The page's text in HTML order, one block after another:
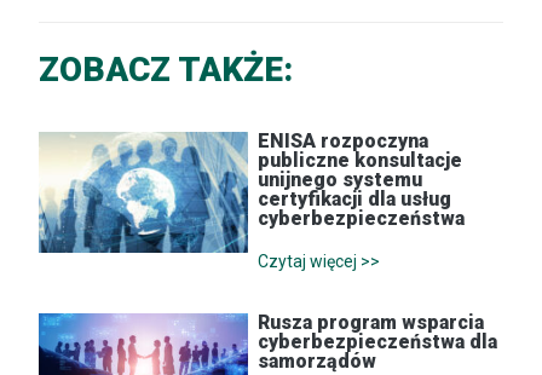
ZOBACZ TAKŻE:
ENISA rozpoczyna
publiczne konsultacje
unijnego systemu
certyfikacji dla usług
cyberbezpieczeństwa
Czytaj więcej >>
Rusza program wsparcia
cyberbezpieczeństwa dla
samorządów